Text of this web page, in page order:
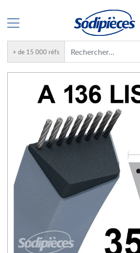
+ de 15 000 réfs